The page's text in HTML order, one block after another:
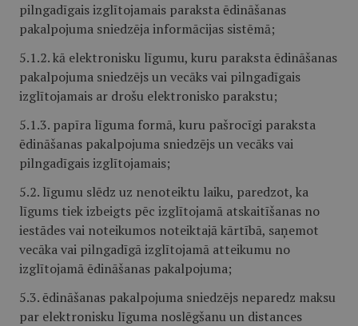
pilngadīgais izglītojamais paraksta ēdināšanas
pakalpojuma sniedzēja informācijas sistēmā;
5.1.2. kā elektronisku līgumu, kuru paraksta ēdināšanas
pakalpojuma sniedzējs un vecāks vai pilngadīgais
izglītojamais ar drošu elektronisko parakstu;
5.1.3. papīra līguma formā, kuru pašrocīgi paraksta
ēdināšanas pakalpojuma sniedzējs un vecāks vai
pilngadīgais izglītojamais;
5.2. līgumu slēdz uz nenoteiktu laiku, paredzot, ka
līgums tiek izbeigts pēc izglītojamā atskaitīšanas no
iestādes vai noteikumos noteiktajā kārtībā, saņemot
vecāka vai pilngadīgā izglītojamā atteikumu no
izglītojamā ēdināšanas pakalpojuma;
5.3. ēdināšanas pakalpojuma sniedzējs neparedz maksu
par elektronisku līguma noslēgšanu un distances